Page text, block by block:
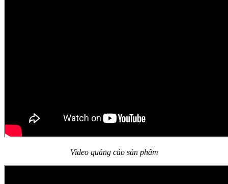
Video quảng cáo sản phẩm